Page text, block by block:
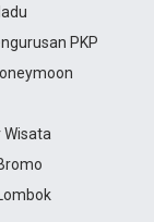
PKP